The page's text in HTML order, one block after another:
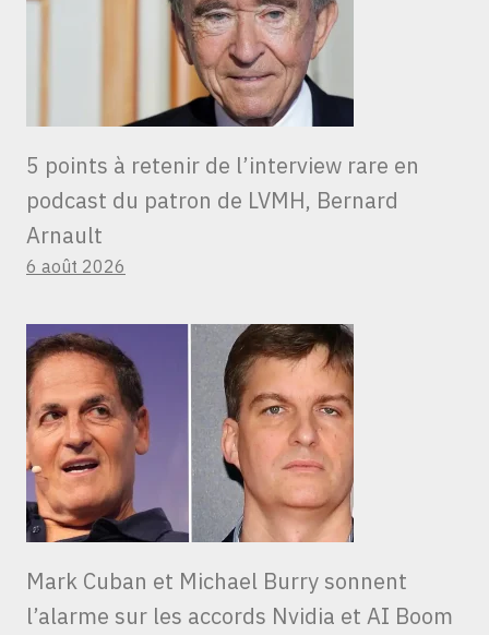
5 points à retenir de l’interview rare en
podcast du patron de LVMH, Bernard
Arnault
6 août 2026
Mark Cuban et Michael Burry sonnent
l’alarme sur les accords Nvidia et AI Boom